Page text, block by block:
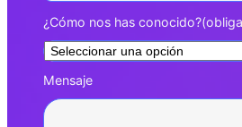
¿Cómo nos has conocido?
Mensaje